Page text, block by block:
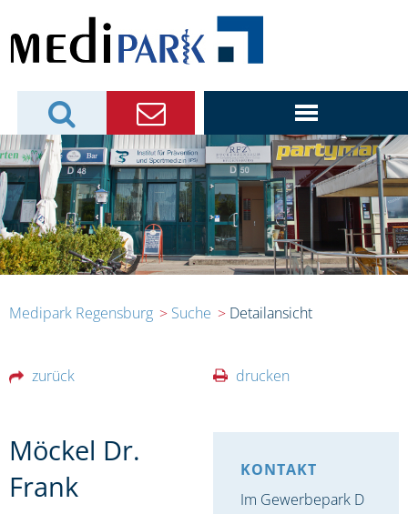
Medipark Regensburg Suche Detailansicht
zurück drucken
Möckel Dr.
Frank
KONTAKT
Im Gewerbepark D